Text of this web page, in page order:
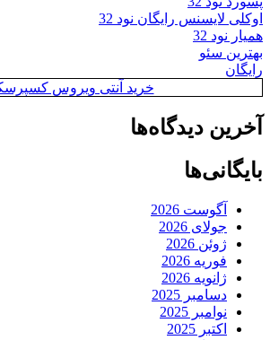
اوکلی لایسنس رایگان نود 32
همیار نود 32
بهترین سئو
رایگان
خرید آنتی ویروس
آخرین دیدگاه‌ها
بایگانی‌ها
آگوست 2026
جولای 2026
ژوئن 2026
فوریه 2026
ژانویه 2026
دسامبر 2025
نوامبر 2025
اکتبر 2025